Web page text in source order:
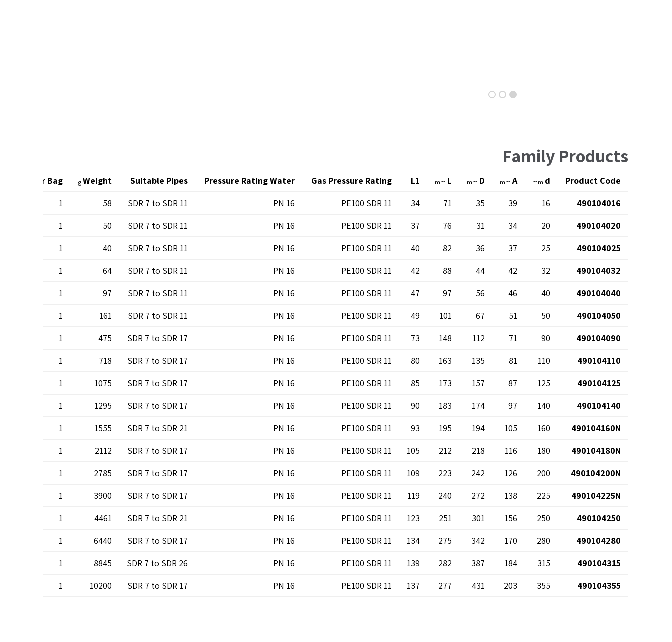
Family Products
Product Code
d
mm
A
mm
D
mm
L
mm
L1
Gas Pressure Rating
Pressure Rating Water
Suitable Pipes
Weight
g
Unit Per Bag
490104016
16
39
35
71
34
PE100 SDR 11
PN 16
SDR 7 to SDR 11
58
1
490104020
20
34
31
76
37
PE100 SDR 11
PN 16
SDR 7 to SDR 11
50
1
490104025
25
37
36
82
40
PE100 SDR 11
PN 16
SDR 7 to SDR 11
40
1
490104032
32
42
44
88
42
PE100 SDR 11
PN 16
SDR 7 to SDR 11
64
1
490104040
40
46
56
97
47
PE100 SDR 11
PN 16
SDR 7 to SDR 11
97
1
490104050
50
51
67
101
49
PE100 SDR 11
PN 16
SDR 7 to SDR 11
161
1
490104090
90
71
112
148
73
PE100 SDR 11
PN 16
SDR 7 to SDR 17
475
1
490104110
110
81
135
163
80
PE100 SDR 11
PN 16
SDR 7 to SDR 17
718
1
490104125
125
87
157
173
85
PE100 SDR 11
PN 16
SDR 7 to SDR 17
1075
1
490104140
140
97
174
183
90
PE100 SDR 11
PN 16
SDR 7 to SDR 17
1295
1
490104160N
160
105
194
195
93
PE100 SDR 11
PN 16
SDR 7 to SDR 21
1555
1
490104180N
180
116
218
212
105
PE100 SDR 11
PN 16
SDR 7 to SDR 17
2112
1
490104200N
200
126
242
223
109
PE100 SDR 11
PN 16
SDR 7 to SDR 17
2785
1
490104225N
225
138
272
240
119
PE100 SDR 11
PN 16
SDR 7 to SDR 17
3900
1
490104250
250
156
301
251
123
PE100 SDR 11
PN 16
SDR 7 to SDR 21
4461
1
490104280
280
170
342
275
134
PE100 SDR 11
PN 16
SDR 7 to SDR 17
6440
1
490104315
315
184
387
282
139
PE100 SDR 11
PN 16
SDR 7 to SDR 26
8845
1
490104355
355
203
431
277
137
PE100 SDR 11
PN 16
SDR 7 to SDR 17
10200
1